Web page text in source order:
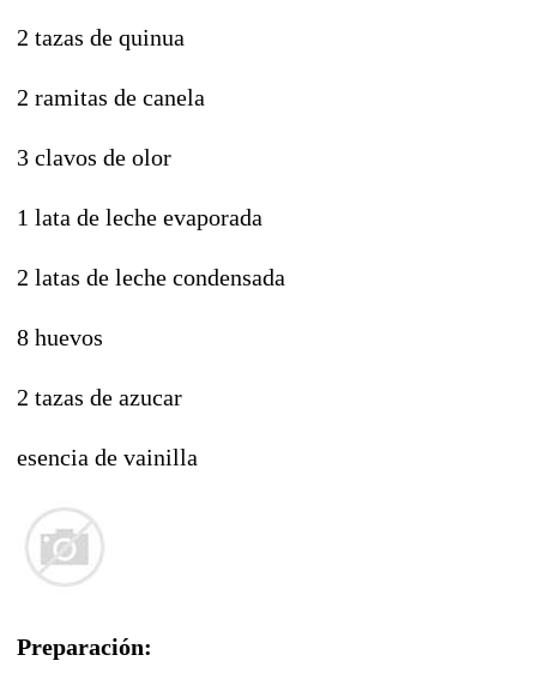
2 tazas de quinua
2 ramitas de canela
3 clavos de olor
1 lata de leche evaporada
2 latas de leche condensada
8 huevos
2 tazas de azucar
esencia de vainilla
Preparación: